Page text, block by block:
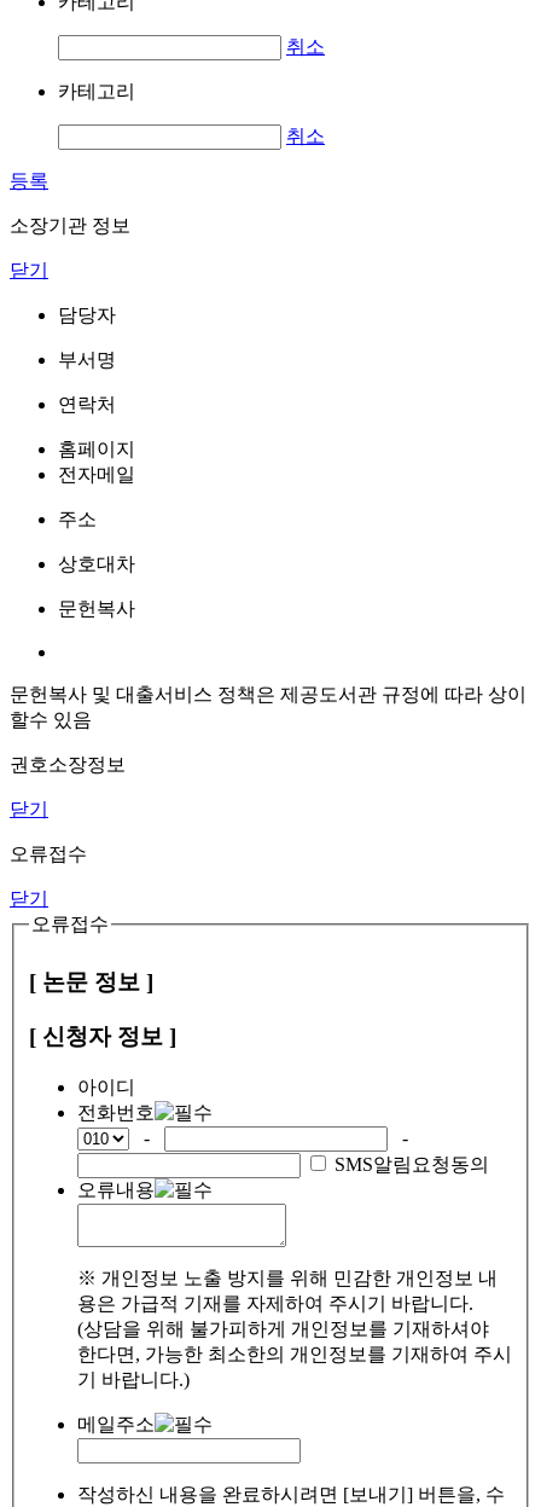
취소
카테고리
취소
등록
소장기관 정보
닫기
담당자
부서명
연락처
홈페이지
전자메일
주소
상호대차
문헌복사
문헌복사 및 대출서비스 정책은 제공도서관 규정에 따라 상이
할수 있음
권호소장정보
닫기
오류접수
닫기
오류접수
[ 논문 정보 ]
[ 신청자 정보 ]
아이디
전화번호
-
-
SMS알림요청동의
오류내용
※ 개인정보 노출 방지를 위해 민감한 개인정보 내
용은 가급적 기재를 자제하여 주시기 바랍니다.
(상담을 위해 불가피하게 개인정보를 기재하셔야
한다면, 가능한 최소한의 개인정보를 기재하여 주시
기 바랍니다.)
메일주소
작성하신 내용을 완료하시려면 [보내기] 버튼을, 수